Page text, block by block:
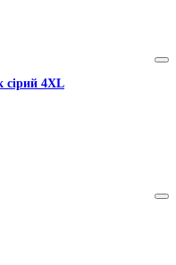
сірий 4XL